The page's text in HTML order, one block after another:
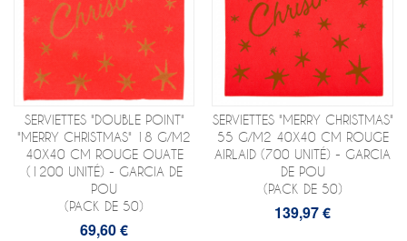
SERVIETTES "DOUBLE POINT"
"MERRY CHRISTMAS" 18 G/M2
40X40 CM ROUGE OUATE
(1200 UNITÉ) - GARCIA DE
POU
(PACK DE 50)
69,60 €
SERVIETTES "MERRY CHRISTMAS"
55 G/M2 40X40 CM ROUGE
AIRLAID (700 UNITÉ) - GARCIA
DE POU
(PACK DE 50)
139,97 €